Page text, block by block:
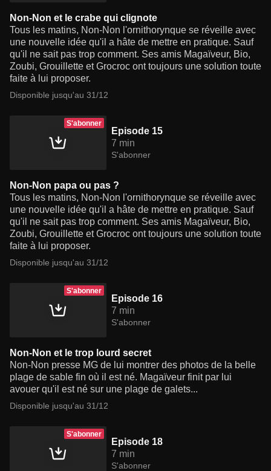
Non-Non et le crabe qui clignote
Tous les matins, Non-Non l'ornithorynque se réveille avec
une nouvelle idée qu'il a hâte de mettre en pratique. Sauf
qu'il ne sait pas trop comment. Ses amis Magaïveur, Bio,
Zoubi, Grouillette et Grocroc ont toujours une solution toute
faite à lui proposer.
Disponible jusqu'au 31/12
S'abonner
Episode 15
7 min
S'abonner
Non-Non papa ou pas ?
Tous les matins, Non-Non l'ornithorynque se réveille avec
une nouvelle idée qu'il a hâte de mettre en pratique. Sauf
qu'il ne sait pas trop comment. Ses amis Magaïveur, Bio,
Zoubi, Grouillette et Grocroc ont toujours une solution toute
faite à lui proposer.
Disponible jusqu'au 31/12
S'abonner
Episode 16
7 min
S'abonner
Non-Non et le trop lourd secret
Non-Non presse MG de lui montrer des photos de la belle
plage de sable fin où il est né. Magaïveur finit par lui
avouer qu'il est né sur une plage de galets...
Disponible jusqu'au 31/12
S'abonner
Episode 18
7 min
S'abonner